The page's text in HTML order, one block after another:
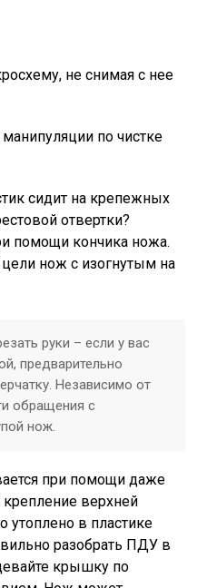
не снимая с нее
по чистке
сидит на крепежных
отвертки?
помощи кончика ножа.
цели нож с изогнутым на
руки – если у вас
предварительно
Независимо от
обращения с
нож.
при помощи даже
крепление верхней
в пластике
разобрать ПДУ в
крышку по